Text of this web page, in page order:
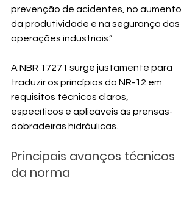
prevenção de acidentes, no aumento
da produtividade e na segurança das
operações industriais.”
A NBR 17271 surge justamente para
traduzir os princípios da NR-12 em
requisitos técnicos claros,
específicos e aplicáveis às prensas-
dobradeiras hidráulicas.
Principais avanços técnicos
da norma